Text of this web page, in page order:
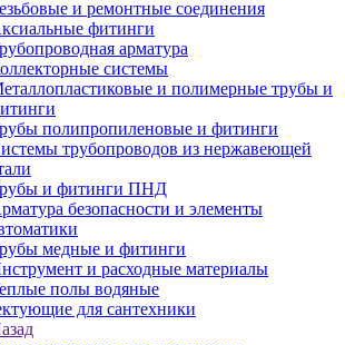
и ремонтные соединения
фитинги
арматура
системы
и полимерные трубы и
полипропиленовые и фитинги
трубопроводов из нержавеющей
и фитинги ПНД
безопасности и элементы
медные и фитинги
и расходные материалы
полы водяные
для сантехники